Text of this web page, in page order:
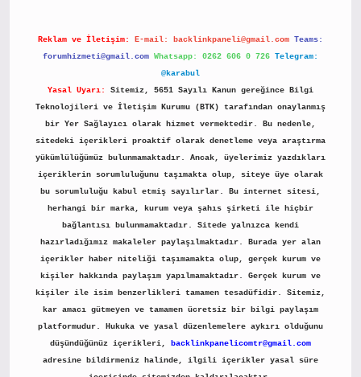
Reklam ve İletişim: E-mail: backlinkpaneli@gmail.com Teams:
forumhizmeti@gmail.com Whatsapp: 0262 606 0 726 Telegram:
@karabul
Yasal Uyarı:
Sitemiz, 5651 Sayılı Kanun gereğince Bilgi
Teknolojileri ve İletişim Kurumu (BTK) tarafından onaylanmış
bir Yer Sağlayıcı olarak hizmet vermektedir. Bu nedenle,
sitedeki içerikleri proaktif olarak denetleme veya araştırma
yükümlülüğümüz bulunmamaktadır. Ancak, üyelerimiz yazdıkları
içeriklerin sorumluluğunu taşımakta olup, siteye üye olarak
bu sorumluluğu kabul etmiş sayılırlar. Bu internet sitesi,
herhangi bir marka, kurum veya şahıs şirketi ile hiçbir
bağlantısı bulunmamaktadır. Sitede yalnızca kendi
hazırladığımız makaleler paylaşılmaktadır. Burada yer alan
içerikler haber niteliği taşımamakta olup, gerçek kurum ve
kişiler hakkında paylaşım yapılmamaktadır. Gerçek kurum ve
kişiler ile isim benzerlikleri tamamen tesadüfidir. Sitemiz,
kar amacı gütmeyen ve tamamen ücretsiz bir bilgi paylaşım
platformudur. Hukuka ve yasal düzenlemelere aykırı olduğunu
düşündüğünüz içerikleri,
backlinkpanelicomtr@gmail.com
adresine bildirmeniz halinde, ilgili içerikler yasal süre